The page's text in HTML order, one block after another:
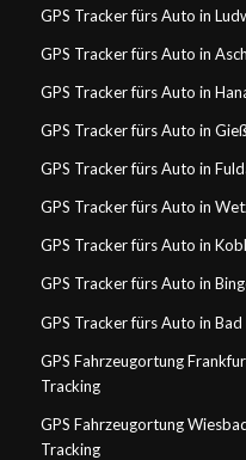
GPS Tracker fürs Auto in
GPS Tracker fürs Auto in
GPS Tracker fürs Auto in
GPS Tracker fürs Auto in
GPS Tracker fürs Auto in
GPS Tracker fürs Auto in
GPS Tracker fürs Auto in
GPS Tracker fürs Auto in
GPS Tracker fürs Auto in
GPS Fahrzeugortung
Tracking
GPS Fahrzeugortung
Tracking